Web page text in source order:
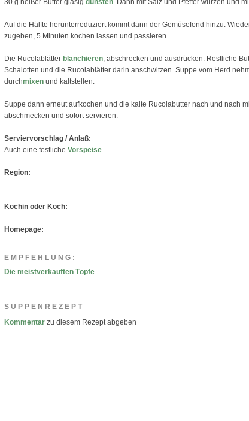
30 g heißer Butter glasig dünsten. Dann mit Salz und Pfeffer würzen und
Auf die Hälfte herunterreduziert kommt dann der Gemüsefond hinzu.
zugeben, 5 Minuten kochen lassen und passieren.
Die Rucolablätter blanchieren, abschrecken und ausdrücken. Restliche
Schalotten und die Rucolablätter darin anschwitzen. Suppe vom Herd
durchmixen und kaltstellen.
Suppe dann erneut aufkochen und die kalte Rucolabutter nach und nach
abschmecken und sofort servieren.
Serviervorschlag / Anlaß:
Auch eine festliche Vorspeise
Region:
Köchin oder Koch:
Homepage:
EMPFEHLUNG:
Die meistverkauften Töpfe
SUPPENREZEPT
Kommentar zu diesem Rezept abgeben